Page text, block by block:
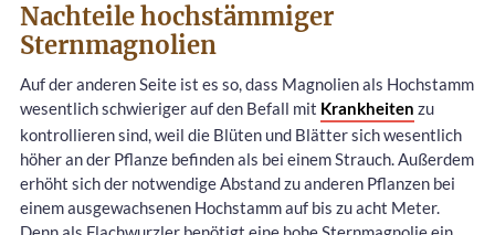
Nachteile hochstämmiger
Sternmagnolien
Auf der anderen Seite ist es so, dass Magnolien als Hochstamm
wesentlich schwieriger auf den Befall mit Krankheiten zu
kontrollieren sind, weil die Blüten und Blätter sich wesentlich
höher an der Pflanze befinden als bei einem Strauch. Außerdem
erhöht sich der notwendige Abstand zu anderen Pflanzen bei
einem ausgewachsenen Hochstamm auf bis zu acht Meter.